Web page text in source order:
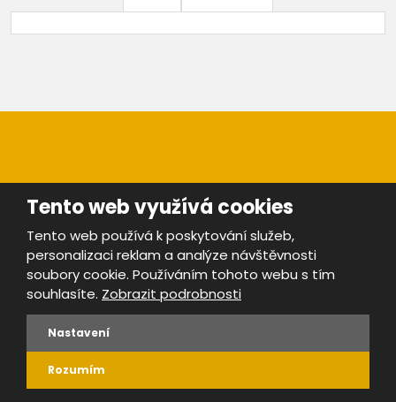
Provozovatel portálu ŠROTY.cz je www.ebrana.cz
Mapa stránek Bezpečnost a ochrana osobních údajů
Podmínky použití
VYROBILA
Tento web využívá cookies
Tento web používá k poskytování služeb,
personalizaci reklam a analýze návštěvnosti
soubory cookie. Používáním tohoto webu s tím
souhlasíte. Zobrazit podrobnosti
Nastavení
Rozumím